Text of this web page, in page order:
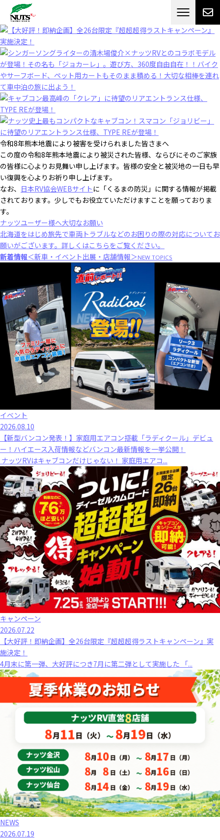
日本最大級のキャンピングカーメーカー
RV[テレビCM放送]
令和8年熊本地震により被害を受けられました皆さまへ
この度の令和8年熊本地震により被災された皆様、ならびにそのご家族
の皆様に心よりお見舞い申し上げます。皆様の安全と被災地の一日も早
い復興を心よりお祈り申し上げます。
なお、 日本RV協会WEBサイト に「くるまの防災」に関する情報が掲載
されております。少しでもお役立ていただけますことを願っておりま
す。
ナッツユーザー様へ大切なお願い
北海道をはじめ旅先で車両トラブルなどのお困りの際の対応についてお
願いがございます。 詳しくはこちらをご覧ください。
新着情報＜新車・イベント出展・店舗情報＞NEW TOPICS
イベント
2026.08.10
【新型バンコン発表！】家庭用エアコン搭載「ラディクール」デビュ
ー！ハイエース入荷情報などバンコン最新情報を一挙公開！
ナッツRVはキャブコンだけじゃない！ 家庭用エアコ...
キャンペーン
2026.07.22
【大好評！即納企画】全26台限定『超超超得ラストキャンペーン』実
施決定！
4月末に第一弾、大好評につき7月に第二弾として実施した 「...
NEWS
2026.07.19